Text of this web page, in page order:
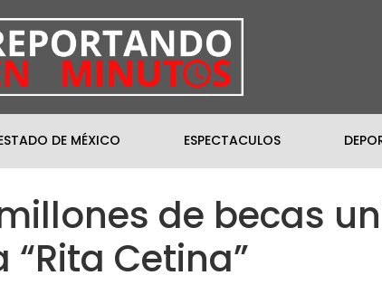
DE MÉXICO ESPECTACULOS
de becas
Cetina”